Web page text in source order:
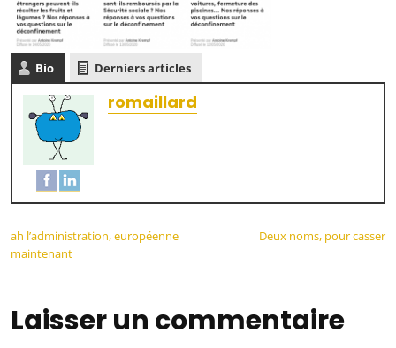
Bio Derniers articles
romaillard
ah l’administration, européenne
maintenant
Deux noms, pour casser
Laisser un commentaire